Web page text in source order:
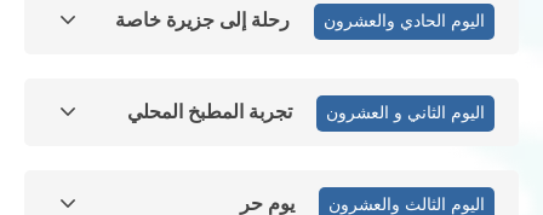
اليوم الحادي والعشرون رحلة إلى جزيرة خاصة
اليوم الثاني و العشرون تجربة المطبخ المحلي
اليوم الثالث والعشرون يوم حر